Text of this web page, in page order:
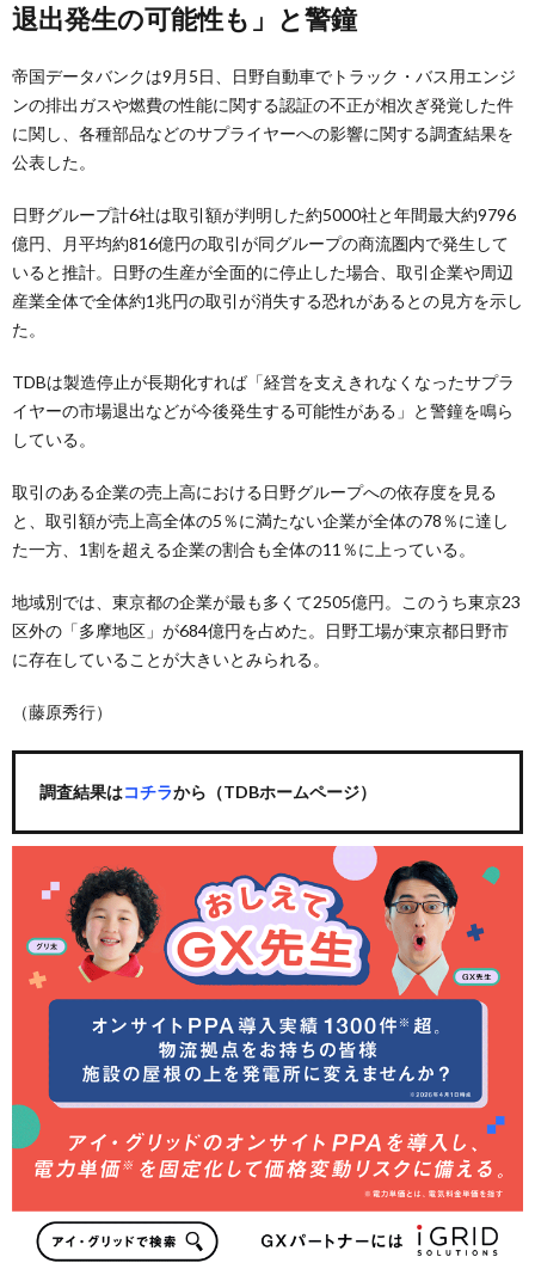
退出発生の可能性も」と警鐘
帝国データバンクは9月5日、日野自動車でトラック・バス用エンジ
ンの排出ガスや燃費の性能に関する認証の不正が相次ぎ発覚した件
に関し、各種部品などのサプライヤーへの影響に関する調査結果を
公表した。
日野グループ計6社は取引額が判明した約5000社と年間最大約9796
億円、月平均約816億円の取引が同グループの商流圏内で発生して
いると推計。日野の生産が全面的に停止した場合、取引企業や周辺
産業全体で全体約1兆円の取引が消失する恐れがあるとの見方を示し
た。
TDBは製造停止が長期化すれば「経営を支えきれなくなったサプラ
イヤーの市場退出などが今後発生する可能性がある」と警鐘を鳴ら
している。
取引のある企業の売上高における日野グループへの依存度を見る
と、取引額が売上高全体の5％に満たない企業が全体の78％に達し
た一方、1割を超える企業の割合も全体の11％に上っている。
地域別では、東京都の企業が最も多くて2505億円。このうち東京23
区外の「多摩地区」が684億円を占めた。日野工場が東京都日野市
に存在していることが大きいとみられる。
（藤原秀行）
調査結果はコチラから（TDBホームページ）